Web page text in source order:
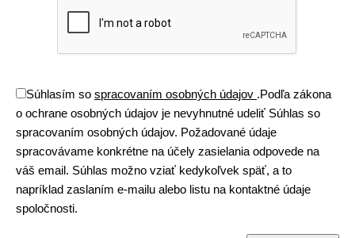
Súhlasím so spracovaním osobných údajov .Podľa zákona
o ochrane osobných údajov je nevyhnutné udeliť Súhlas so
spracovaním osobných údajov. Požadované údaje
spracovávame konkrétne na účely zasielania odpovede na
váš email. Súhlas možno vziať kedykoľvek späť, a to
napríklad zaslaním e-mailu alebo listu na kontaktné údaje
spoločnosti.